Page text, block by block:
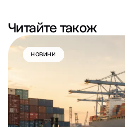
Читайте також
НОВИНИ